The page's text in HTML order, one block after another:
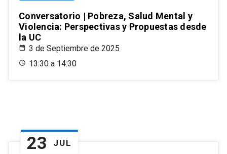
Conversatorio | Pobreza, Salud Mental y
Violencia: Perspectivas y Propuestas desde
la UC
3 de Septiembre de 2025
13:30 a 14:30
23 JUL